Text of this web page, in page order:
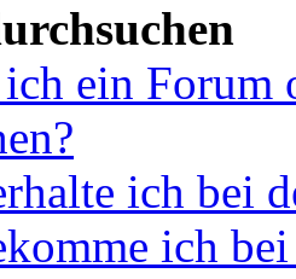
ein Forum
ich bei
ich